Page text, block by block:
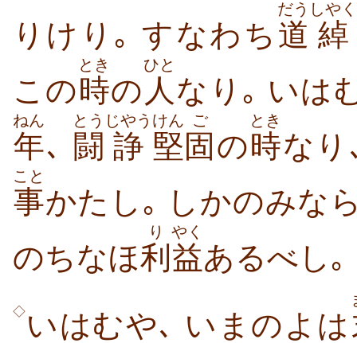
りけり｡ すなわち 道
だう
綽
しやく
この時
とき
の 人
ひと
なり｡ いは
年
ねん
､ 闘
とう
諍
じやう
堅
けん
固
ご
の時
とき
な
事
こと
かたし｡ しかのみな
のちなほ利
り
益
やく
あるべし｡
◇ いはむや､ いまのよは